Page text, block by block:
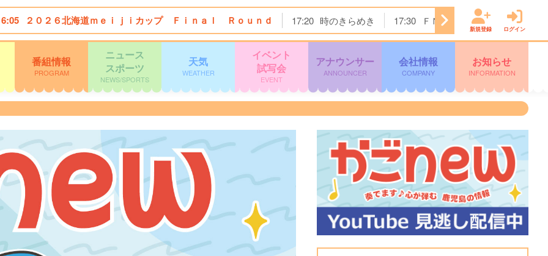
２０２６北海道ｍｅｉｊｉカップ Ｆｉｎａｌ Ｒｏｕｎｄ 17:20 時のきらめき 17:30 ＦＮＮ Ｌｉｖｅ Ｎｅｗｓ
新規登録 ログイン
番組情報
PROGRAM
ニュース
スポーツ
NEWS/SPORTS
天気
WEATHER
イベント
試写会
EVENT
アナウンサー
ANNOUNCER
会社情報
COMPANY
お知らせ
INFORMATION